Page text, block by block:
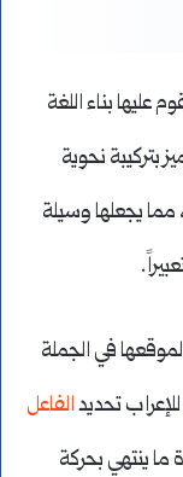
عليها بناء اللغة
بتركيبة نحوية
يجعلها وسيلة
لموقعها في الجملة
تحديدالفاعل
ينتهي بحركة